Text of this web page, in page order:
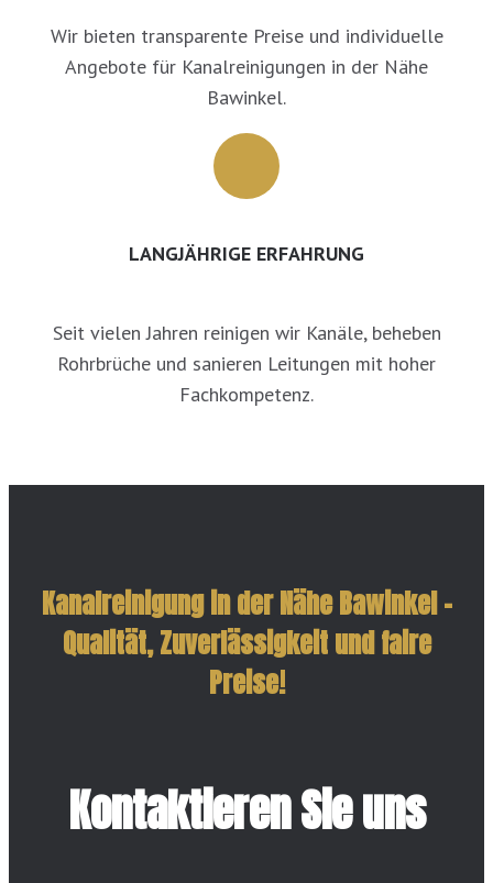
Wir bieten transparente Preise und individuelle
Angebote für Kanalreinigungen in der Nähe
Bawinkel.
LANGJÄHRIGE ERFAHRUNG
Seit vielen Jahren reinigen wir Kanäle, beheben
Rohrbrüche und sanieren Leitungen mit hoher
Fachkompetenz.
Kanalreinigung in der Nähe Bawinkel –
Qualität, Zuverlässigkeit und faire
Preise!
Kontaktieren Sie uns